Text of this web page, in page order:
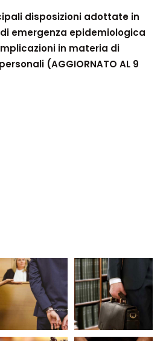
disposizioni adottate in
emergenza epidemiologica
in materia di
(AGGIORNATO AL 9